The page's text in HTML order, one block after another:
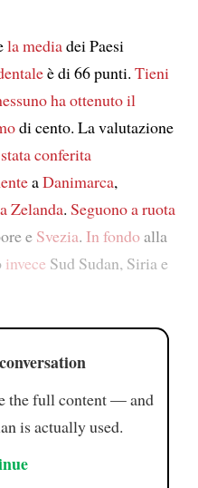
la mediadei Paesi
è di 66 punti. Tieni
ha ottenutoil
di cento. La valutazione
conferita
aDanimarca,
Zelanda. Seguono a ruota
e Svezia. In fondoalla
invece Sud Sudan, Siria e
the full content — and
is actually used.